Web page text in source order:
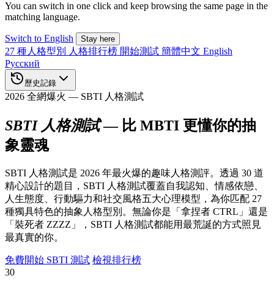
You can switch in one click and keep browsing the same page in the
matching language.
Switch to English Stay here
27 種人格型別 人格排行榜 開始測試 簡體中文 English
Русский
歷史記錄
2026 全網爆火 — SBTI 人格測試
SBTI 人格測試— 比 MBTI 更懂你的抽
象靈魂
SBTI 人格測試是 2026 年最火爆的趣味人格測評。透過 30 道
精心設計的題目，SBTI 人格測試覆蓋自我認知、情感依戀、
人生態度、行動驅力和社交風格五大心理模型，為你匹配 27
種獨具特色的抽象人格型別。無論你是「拿捏者 CTRL」還是
「裝死者 ZZZZ」，SBTI 人格測試都能用最荒誕的方式照見
最真實的你。
免費開始 SBTI 測試 檢視排行榜
30